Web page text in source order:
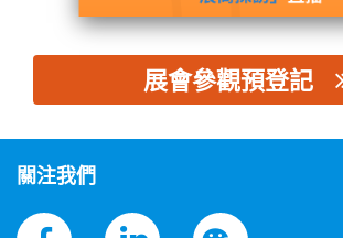
展會參觀預登記
關注我們